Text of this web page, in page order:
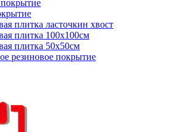
плитка ласточкин хвост
плитка 100х100см
плитка 50х50см
резиновое покрытие